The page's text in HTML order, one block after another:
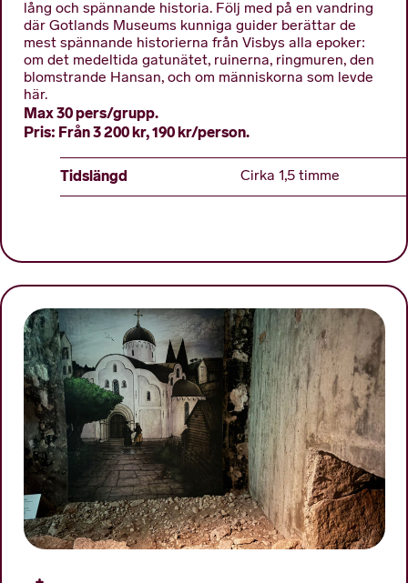
lång och spännande historia. Följ med på en vandring
där Gotlands Museums kunniga guider berättar de
mest spännande historierna från Visbys alla epoker:
om det medeltida gatunätet, ruinerna, ringmuren, den
blomstrande Hansan, och om människorna som levde
här.
Max 30 pers/grupp.
Pris: Från 3 200 kr, 190 kr/person.
Tidslängd Cirka 1,5 timme